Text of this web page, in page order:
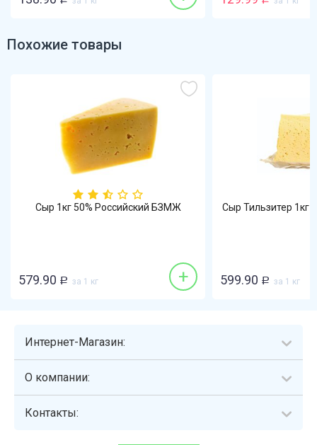
Похожие товары
Сыр 1кг 50% Российский БЗМЖ
579.90 Р за 1 кг +
Сыр Тильзитер 1кг
599.90 Р за 1 кг
Интернет-Магазин:
О компании:
Контакты: